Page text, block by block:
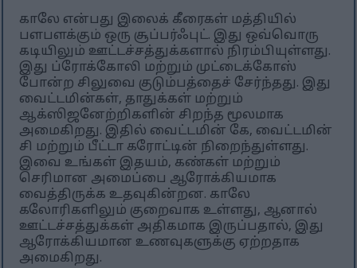
காலே என்பது இலைக் கீரைகள் மத்தியில்
பளபளக்கும் ஒரு சூப்பர்ஃபுட். இது ஒவ்வொரு
கடியிலும் ஊட்டச்சத்துக்களால் நிரம்பியுள்ளது.
இது ப்ரோக்கோலி மற்றும் முட்டைக்கோஸ்
போன்ற சிலுவை குடும்பத்தைச் சேர்ந்தது. இது
வைட்டமின்கள், தாதுக்கள் மற்றும்
ஆக்ஸிஜனேற்றிகளின் சிறந்த மூலமாக
அமைகிறது. இதில் வைட்டமின் கே, வைட்டமின்
சி மற்றும் பீட்டா கரோட்டின் நிறைந்துள்ளது.
இவை உங்கள் இதயம், கண்கள் மற்றும்
செரிமான அமைப்பை ஆரோக்கியமாக
வைத்திருக்க உதவுகின்றன. காலே
கலோரிகளிலும் குறைவாக உள்ளது, ஆனால்
ஊட்டச்சத்துக்கள் அதிகமாக இருப்பதால், இது
ஆரோக்கியமான உணவுகளுக்கு ஏற்றதாக
அமைகிறது.